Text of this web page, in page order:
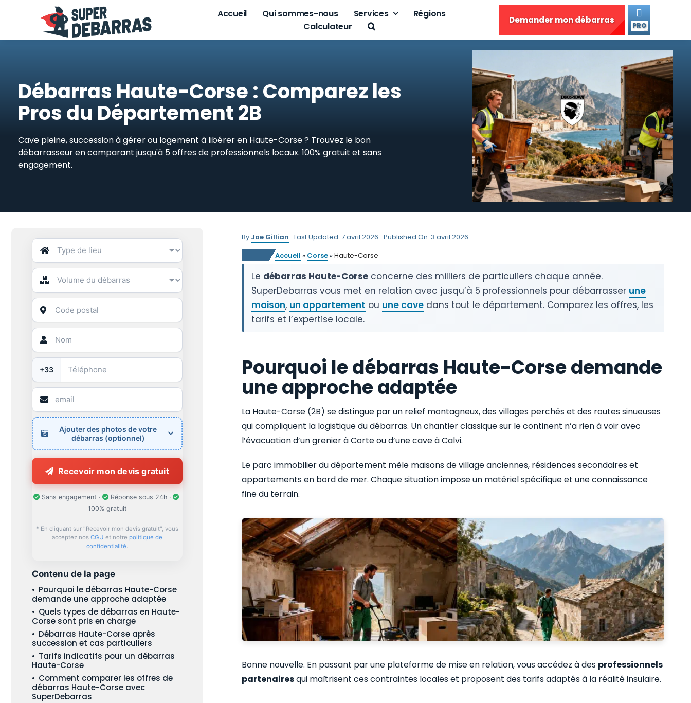
Accueil Qui sommes-nous Services
Régions
Calculateur
Demander mon débarras
PRO
Débarras Haute-Corse : Comparez les
Pros du Département 2B
Cave pleine, succession à gérer ou logement à libérer en Haute-Corse ? Trouvez le bon
débarrasseur en comparant jusqu'à 5 offres de professionnels locaux. 100% gratuit et sans
engagement.
+33
Ajouter des photos de votre
débarras (optionnel)
Recevoir mon devis gratuit
Sans engagement ·
Réponse sous 24h ·
100% gratuit
* En cliquant sur "Recevoir mon devis gratuit", vous
acceptez nosCGU et notre politique de
confidentialité.
Contenu de la page
Pourquoi le débarras Haute-Corse
demande une approche adaptée
Quels types de débarras en Haute-
Corse sont pris en charge
Débarras Haute-Corse après
succession et cas particuliers
Tarifs indicatifs pour un débarras
Haute-Corse
Comment comparer les offres de
débarras Haute-Corse avec
SuperDebarras
By Joe Gillian Last Updated: 7 avril 2026 Published On: 3 avril 2026
Accueil » Corse »Haute-Corse
Le débarras Haute-Corse concerne des milliers de particuliers chaque année.
SuperDebarras vous met en relation avec jusqu’à 5 professionnels pour débarrasser une
maison, un appartement ou une cave dans tout le département. Comparez les offres, les
tarifs et l’expertise locale.
Pourquoi le débarras Haute-Corse demande
une approche adaptée
La Haute-Corse (2B) se distingue par un relief montagneux, des villages perchés et des routes sinueuses
qui compliquent la logistique du débarras. Un chantier classique sur le continent n’a rien à voir avec
l’évacuation d’un grenier à Corte ou d’une cave à Calvi.
Le parc immobilier du département mêle maisons de village anciennes, résidences secondaires et
appartements en bord de mer. Chaque situation impose un matériel spécifique et une connaissance
fine du terrain.
Bonne nouvelle. En passant par une plateforme de mise en relation, vous accédez à des professionnels
partenairesqui maîtrisent ces contraintes locales et proposent des tarifs adaptés à la réalité insulaire.